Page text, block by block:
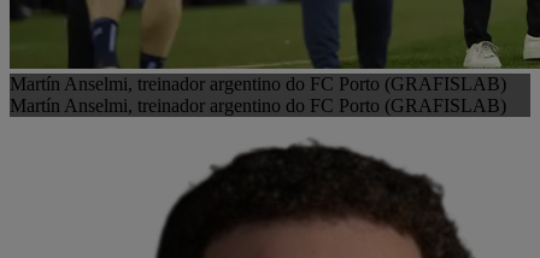
Martín Anselmi, treinador argentino do FC Porto (GRAFISLAB)
Martín Anselmi, treinador argentino do FC Porto (GRAFISLAB)